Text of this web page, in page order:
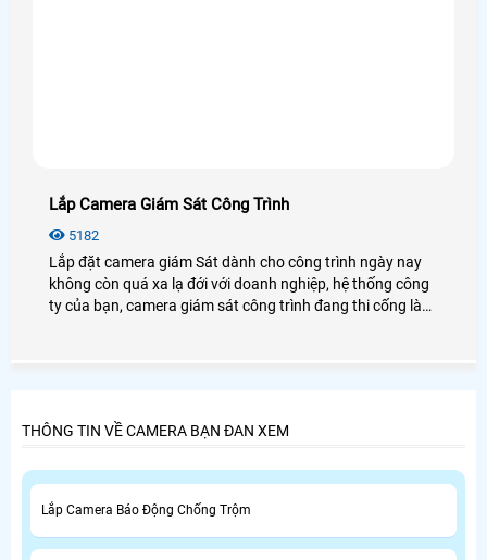
Lắp Camera Giám Sát Công Trình
5182
Lắp đặt camera giám Sát dành cho công trình ngày nay
không còn quá xa lạ đới với doanh nghiệp, hệ thống công
ty của bạn, camera giám sát công trình đang thi cống là
THÔNG TIN VỀ CAMERA BẠN ĐAN XEM
Lắp Camera Báo Động Chống Trộm